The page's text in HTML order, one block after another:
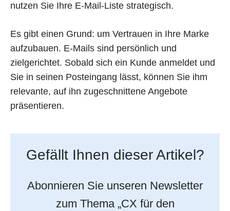
nutzen Sie Ihre E-Mail-Liste strategisch.
Es gibt einen Grund: um Vertrauen in Ihre Marke
aufzubauen. E-Mails sind persönlich und
zielgerichtet. Sobald sich ein Kunde anmeldet und
Sie in seinen Posteingang lässt, können Sie ihm
relevante, auf ihn zugeschnittene Angebote
präsentieren.
Gefällt Ihnen dieser Artikel?
Abonnieren Sie unseren Newsletter
zum Thema „CX für den